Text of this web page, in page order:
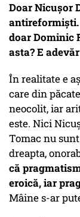
Doar Nicușor
antireformiști.
doar Dominic
asta? E
În realitate e
care din
neocolit, iar
este. Nici
Tomac nu
dreapta,
că
eroică, iar
Mâine s-ar